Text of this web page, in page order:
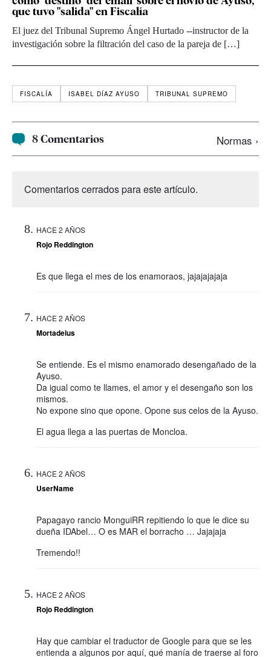
que tuvo "salida" en Fiscalía
El juez del Tribunal Supremo Ángel Hurtado --instructor de la
investigación sobre la filtración del caso de la pareja de […]
FISCALÍA ISABEL DÍAZ AYUSO TRIBUNAL SUPREMO
8 Comentarios Normas ›
Comentarios cerrados para este artículo.
HACE 2 AÑOS
Rojo Reddington
Es que llega el mes de los enamoraos, jajajajajaja
HACE 2 AÑOS
Mortadelus
Se entiende. Es el mismo enamorado desengañado de la
Ayuso.
Da igual como te llames, el amor y el desengaño son los
mismos.
No expone sino que opone. Opone sus celos de la Ayuso.
El agua llega a las puertas de Moncloa.
HACE 2 AÑOS
UserName
Papagayo rancio MonguiRR repitiendo lo que le dice su
dueña IDAbel… O es MAR el borracho … Jajajaja
Tremendo!!
HACE 2 AÑOS
Rojo Reddington
Hay que cambiar el traductor de Google para que se les
entienda a algunos por aquí, qué manía de traerse al foro